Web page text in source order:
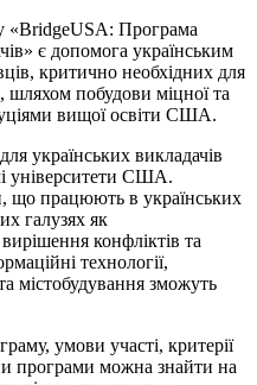
«BridgeUSA: Програма
є допомога українським
критично необхідних для
шляхом побудови міцної та
вищої освіти США.
українських викладачів
університети США.
що працюють в українських
галузях як
вирішення конфліктів та
технології,
містобудування зможуть
умови участі, критерії
програми можна знайти на